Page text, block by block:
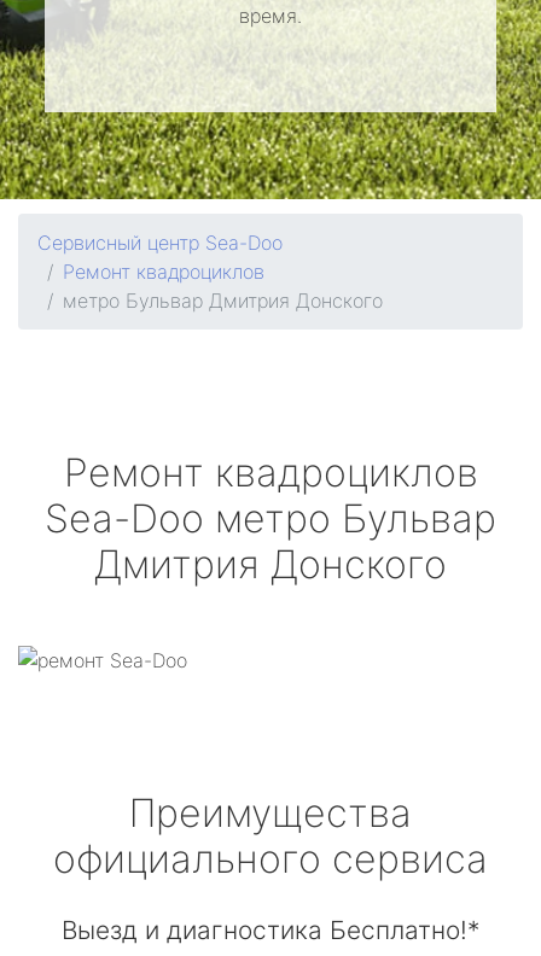
время.
Сервисный центр Sea-Doo
Ремонт квадроциклов
метро Бульвар Дмитрия Донского
Ремонт квадроциклов
Sea-Doo метро Бульвар
Дмитрия Донского
Преимущества
официального сервиса
Выезд и диагностика Бесплатно!*